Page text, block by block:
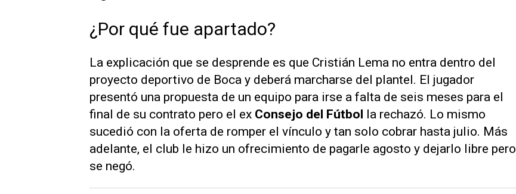
¿Por qué fue apartado?
La explicación que se desprende es que Cristián Lema no entra dentro del
proyecto deportivo de Boca y deberá marcharse del plantel. El jugador
presentó una propuesta de un equipo para irse a falta de seis meses para el
final de su contrato pero el ex Consejo del Fútbol la rechazó. Lo mismo
sucedió con la oferta de romper el vínculo y tan solo cobrar hasta julio. Más
adelante, el club le hizo un ofrecimiento de pagarle agosto y dejarlo libre pero
se negó.